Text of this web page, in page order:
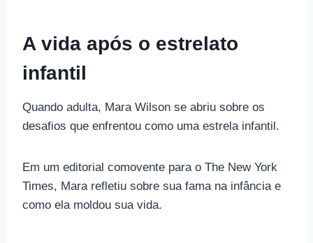
A vida após o estrelato
infantil
Quando adulta, Mara Wilson se abriu sobre os
desafios que enfrentou como uma estrela infantil.
Em um editorial comovente para o The New York
Times, Mara refletiu sobre sua fama na infância e
como ela moldou sua vida.